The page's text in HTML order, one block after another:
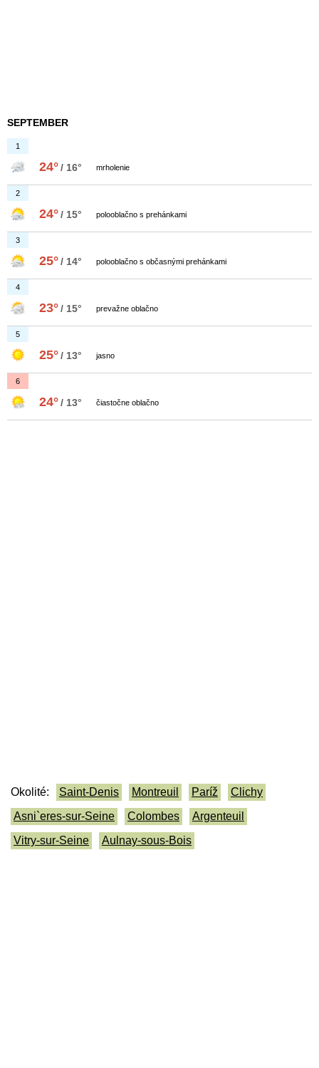
SEPTEMBER
1
24°/ 16° mrholenie
2
24°/ 15° polooblačno s prehánkami
3
25°/ 14° polooblačno s občasnými prehánkami
4
23°/ 15° prevažne oblačno
5
25°/ 13° jasno
6
24°/ 13° čiastočne oblačno
Okolité: Saint-Denis Montreuil Paríž
Clichy
Asni`eres-sur-Seine
Colombes
Argenteuil
Vitry-sur-Seine
Aulnay-sous-Bois